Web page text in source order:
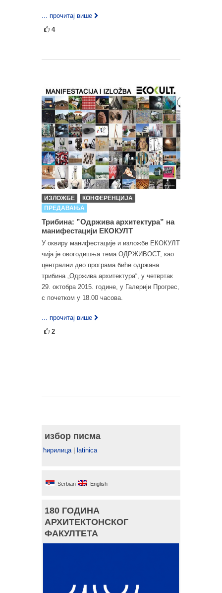
... прочитај више
4
ИЗЛОЖБЕ
КОНФЕРЕНЦИЈА
ПРЕДАВАЊА
Трибина: ”Одржива архитектура” на
манифестацији ЕКОКУЛТ
У оквиру манифестације и изложбе ЕКОКУЛТ
чија је овогодишња тема ОДРЖИВОСТ, као
централни део програма биће одржана
трибина „Одржива архитектура“, у четвртак
29. октобра 2015. године, у Галерији Прогрес,
с почетком у 18.00 часова.
... прочитај више
2
избор писма
ћирилица| latinica
Serbian English
180 ГОДИНА
АРХИТЕКТОНСКОГ
ФАКУЛТЕТА